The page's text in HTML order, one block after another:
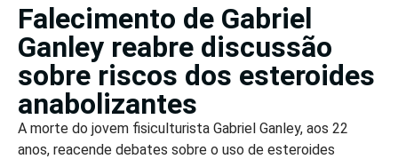
Falecimento de Gabriel
Ganley reabre discussão
sobre riscos dos esteroides
anabolizantes
A morte do jovem fisiculturista Gabriel Ganley, aos 22
anos, reacende debates sobre o uso de esteroides